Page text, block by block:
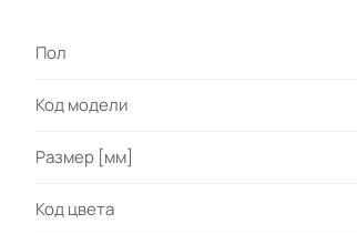
Пол
Код модели
Размер [мм]
Код цвета